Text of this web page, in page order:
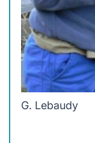
G. Lebaudy